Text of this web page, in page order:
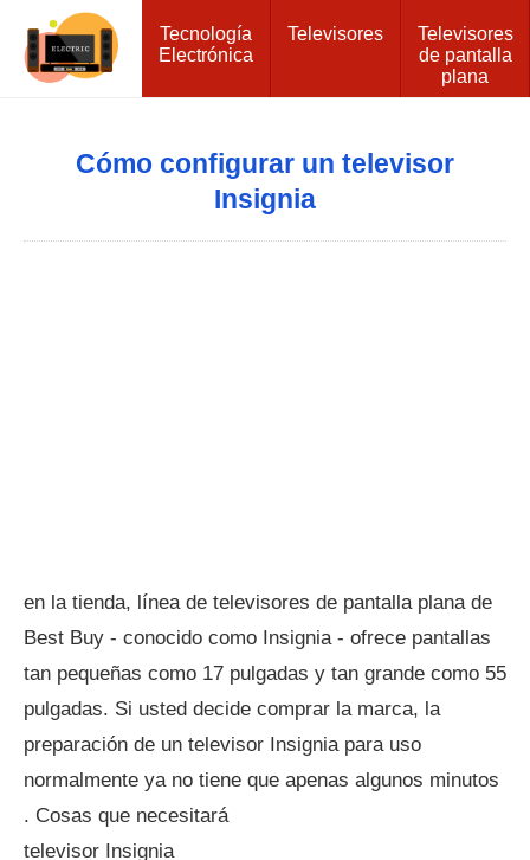
Tecnología
Electrónica
Televisores
Televisores
de pantalla
plana
Cómo configurar un televisor
Insignia
en la tienda, línea de televisores de pantalla plana de
Best Buy - conocido como Insignia - ofrece pantallas
tan pequeñas como 17 pulgadas y tan grande como 55
pulgadas. Si usted decide comprar la marca, la
preparación de un televisor Insignia para uso
normalmente ya no tiene que apenas algunos minutos
. Cosas que necesitará
televisor Insignia